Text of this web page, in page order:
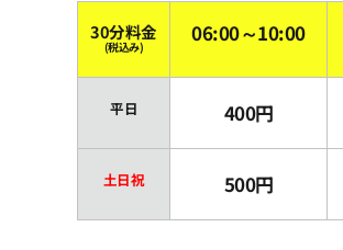
30分料金
(税込み)
06:00～10:00
平日 400円
土日祝 500円